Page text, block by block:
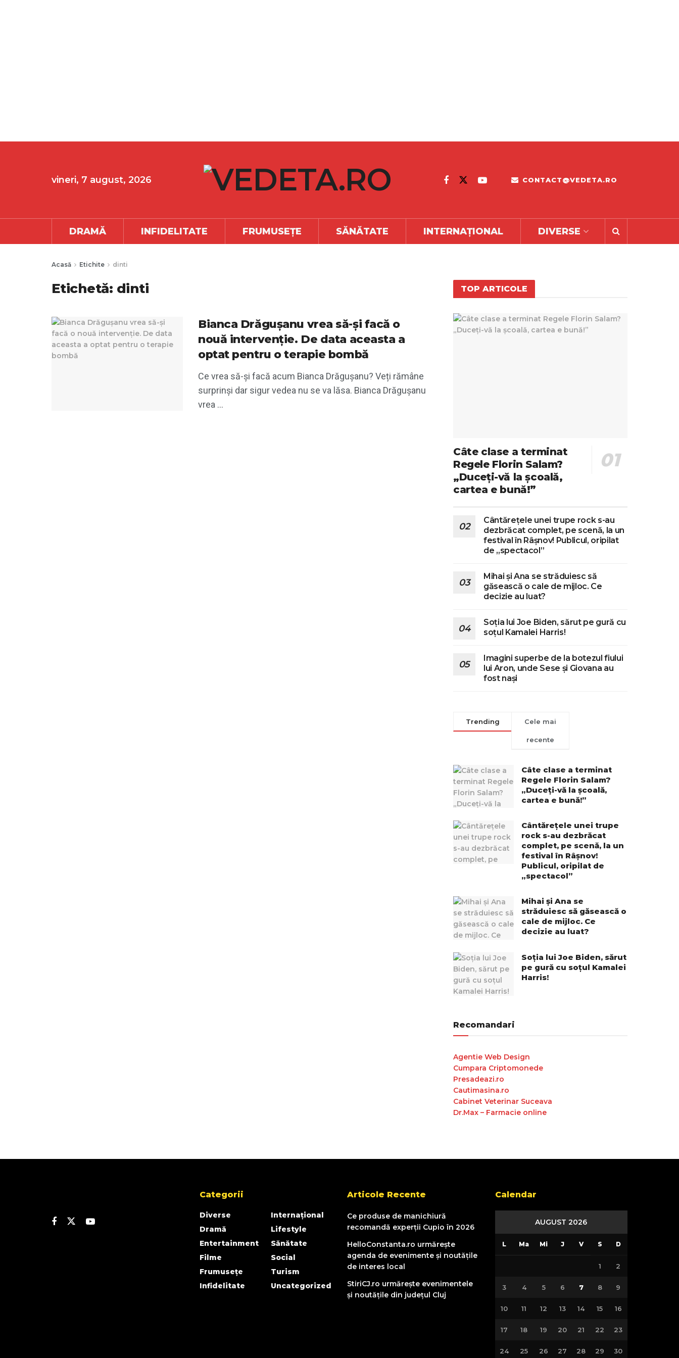
vineri, 7 august, 2026 CONTACT@VEDETA.RO
DRAMĂ INFIDELITATE FRUMUSEȚE SĂNĂTATE INTERNAȚIONAL DIVERSE
Acasă Etichite dinti
Etichetă: dinti
Bianca Drăgușanu vrea să-și facă o
nouă intervenție. De data aceasta a
optat pentru o terapie bombă
Ce vrea să-și facă acum Bianca Drăgușanu? Veți rămâne
surprinși dar sigur vedea nu se va lăsa. Bianca Drăgușanu
vrea ...
TOP ARTICOLE
Câte clase a terminat
Regele Florin Salam?
„Duceți-vă la școală,
cartea e bună!”
Cântărețele unei trupe rock s-au
dezbrăcat complet, pe scenă, la un
festival în Râșnov! Publicul, oripilat
de „spectacol”
Mihai și Ana se străduiesc să
găsească o cale de mijloc. Ce
decizie au luat?
Soția lui Joe Biden, sărut pe gură cu
soțul Kamalei Harris!
Imagini superbe de la botezul fiului
lui Aron, unde Sese și Giovana au
fost nași
Trending Cele mai
recente
Câte clase a terminat
Regele Florin Salam?
„Duceți-vă la școală,
cartea e bună!”
Cântărețele unei trupe
rock s-au dezbrăcat
complet, pe scenă, la un
festival în Râșnov!
Publicul, oripilat de
„spectacol”
Mihai și Ana se
străduiesc să găsească o
cale de mijloc. Ce
decizie au luat?
Soția lui Joe Biden, sărut
pe gură cu soțul Kamalei
Harris!
Recomandari
Agentie Web Design
Cumpara Criptomonede
Presadeazi.ro
Cautimasina.ro
Cabinet Veterinar Suceava
Dr.Max – Farmacie online
Categorii
Diverse
Dramă
Entertainment
Filme
Frumusețe
Infidelitate
Internațional
Lifestyle
Sănătate
Social
Turism
Uncategorized
Articole Recente
Ce produse de manichiură
recomandă experții Cupio în 2026
HelloConstanta.ro urmărește
agenda de evenimente și noutățile
de interes local
StiriCJ.ro urmărește evenimentele
și noutățile din județul Cluj
Calendar
AUGUST 2026
L Ma Mi J V S D
1 2
3 4 5 6 7 8 9
10 11 12 13 14 15 16
17 18 19 20 21 22 23
24 25 26 27 28 29 30